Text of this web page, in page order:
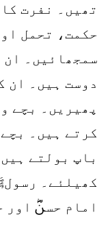
تھیں۔ نفرت
حکمت، تحمل
سمجھائیں۔ ان
دوست ہیں۔ ان
پھیریں۔ بچے
کرتے ہیں۔
باپ بولتے
کھیلئے۔
امام حسنؓ اور